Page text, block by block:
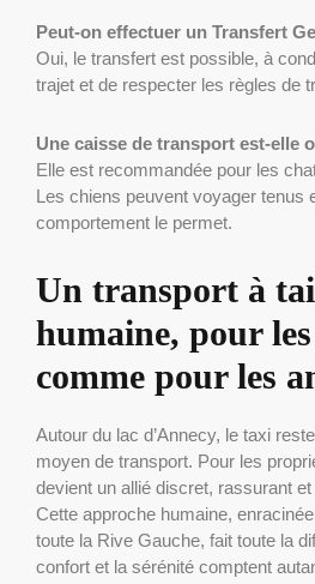
Peut-on effectuer un Transfert
Oui, le transfert est possible, à
trajet et de respecter les règles de
Une caisse de transport est-elle
Elle est recommandée pour les
Les chiens peuvent voyager tenus
comportement le permet.
Un transport à
humaine, pour
comme pour les
Autour du lac d’Annecy, le taxi
moyen de transport. Pour les
devient un allié discret, rassurant
Cette approche humaine,
toute la Rive Gauche, fait toute la
confort et la sérénité comptent